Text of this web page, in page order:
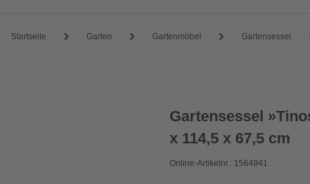
Startseite Garten Gartenmöbel Gartensessel
Gartensessel
x 114,5 x 67,5 cm
Online-Artikelnr.: 1564941